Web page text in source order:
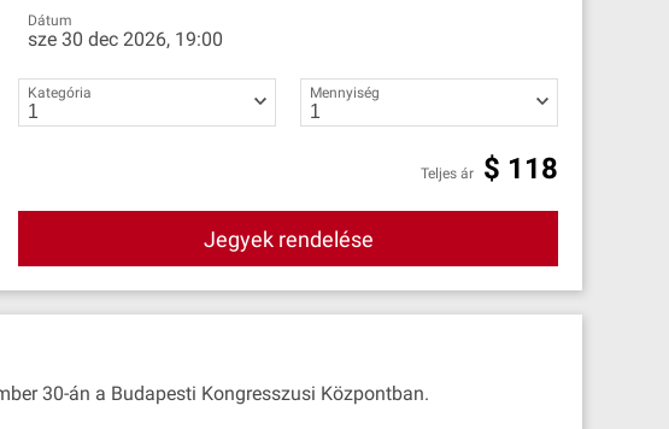
Dátum
sze 30 dec 2026, 19:00
Kategória Mennyiség
Teljes ár $ 118
Jegyek rendelése
30-án a Budapesti Kongresszusi Központban.